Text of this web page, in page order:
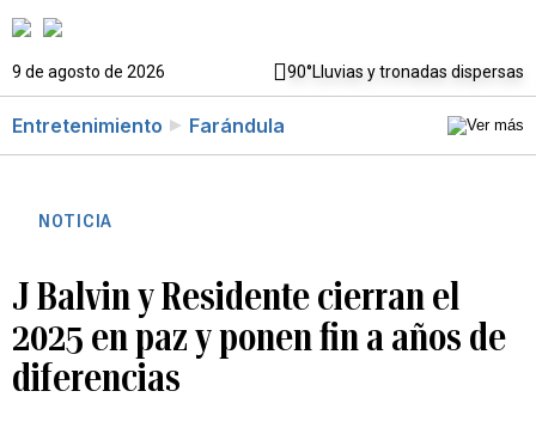
9 de agosto de 2026 90°Lluvias y tronadas dispersas
Entretenimiento Farándula
NOTICIA
J Balvin y Residente cierran el
2025 en paz y ponen fin a años de
diferencias